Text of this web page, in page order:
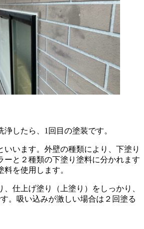
したら、1回目の塗装です。
いいます。外壁の種類により、下塗り
ーと２種類の下塗り塗料に分かれます
を使用します。
、仕上げ塗り（上塗り）をしっかり、
。吸い込みが激しい場合は２回塗る